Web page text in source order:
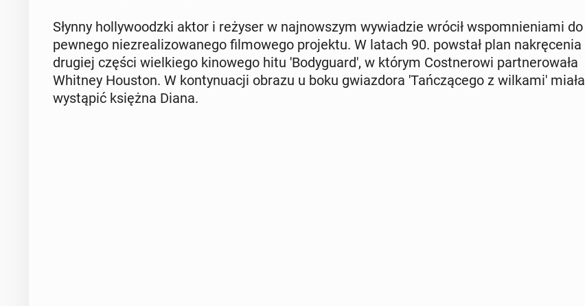
Słynny hol­ly­wo­odz­ki aktor i reżyser w naj­now­szym wy­wia­dzie wrócił wspo­mnie­nia­mi do
pewnego nie­zre­ali­zo­wa­ne­go fil­mo­we­go pro­jek­tu. W latach 90. powstał plan na­krę­ce­nia
drugiej części wiel­kie­go ki­no­we­go hitu 'Bo­dy­gu­ar­d', w którym Cost­ne­ro­wi part­ne­ro­wa­ła
Whitney Houston. W kon­ty­nu­acji obrazu u boku gwiaz­do­ra 'Tań­czą­ce­go z wil­ka­mi' miała
wy­stą­pić księżna Diana.